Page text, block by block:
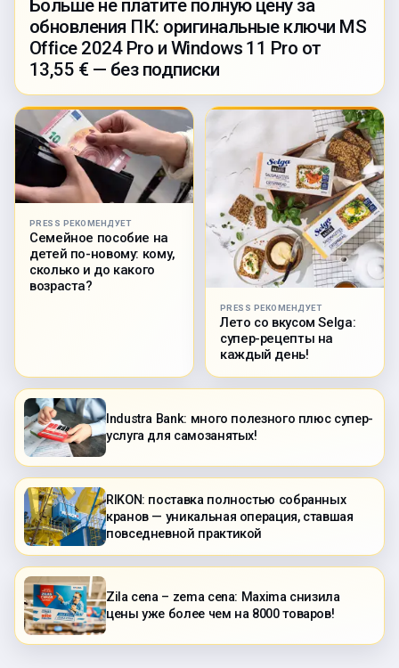
Больше не платите полную цену за
обновления ПК: оригинальные ключи MS
Office 2024 Pro и Windows 11 Pro от
13,55 € — без подписки
PRESS РЕКОМЕНДУЕТ
Семейное пособие на
детей по-новому: кому,
сколько и до какого
возраста?
PRESS РЕКОМЕНДУЕТ
Лето со вкусом Selga:
супер-рецепты на
каждый день!
Industra Bank: много полезного плюс супер-
услуга для самозанятых!
RIKON: поставка полностью собранных
кранов — уникальная операция, ставшая
повседневной практикой
Zila cena – zema cena: Maxima снизила
цены уже более чем на 8000 товаров!